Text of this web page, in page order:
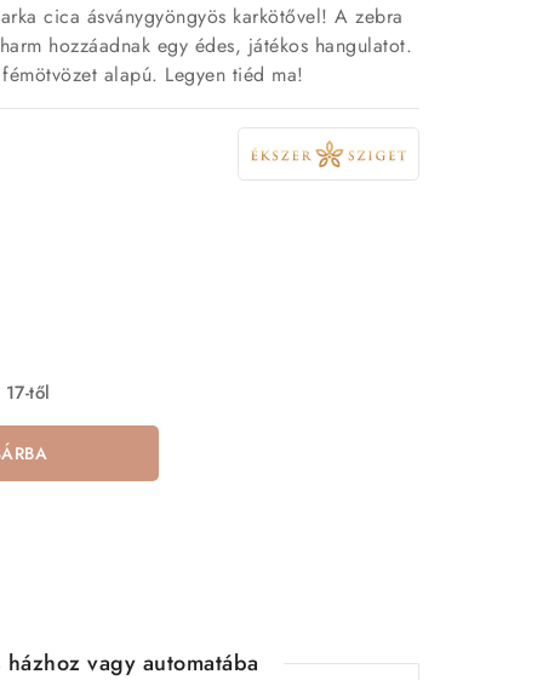
cica ásványgyöngyös karkötővel! A zebra
hozzáadnak egy édes, játékos hangulatot.
alapú. Legyen tiéd ma!
től
házhoz vagy automatába